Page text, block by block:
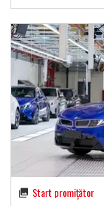
Start promițător